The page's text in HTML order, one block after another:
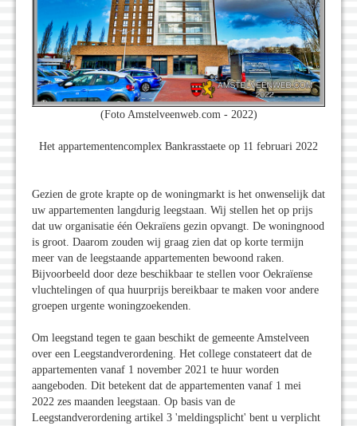
(Foto Amstelveenweb.com - 2022)
Het appartementencomplex Bankrasstaete op 11 februari 2022
Gezien de grote krapte op de woningmarkt is het onwenselijk dat
uw appartementen langdurig leegstaan. Wij stellen het op prijs
dat uw organisatie één Oekraïens gezin opvangt. De woningnood
is groot. Daarom zouden wij graag zien dat op korte termijn
meer van de leegstaande appartementen bewoond raken.
Bijvoorbeeld door deze beschikbaar te stellen voor Oekraïense
vluchtelingen of qua huurprijs bereikbaar te maken voor andere
groepen urgente woningzoekenden.
Om leegstand tegen te gaan beschikt de gemeente Amstelveen
over een Leegstandverordening. Het college constateert dat de
appartementen vanaf 1 november 2021 te huur worden
aangeboden. Dit betekent dat de appartementen vanaf 1 mei
2022 zes maanden leegstaan. Op basis van de
Leegstandverordening artikel 3 'meldingsplicht' bent u verplicht